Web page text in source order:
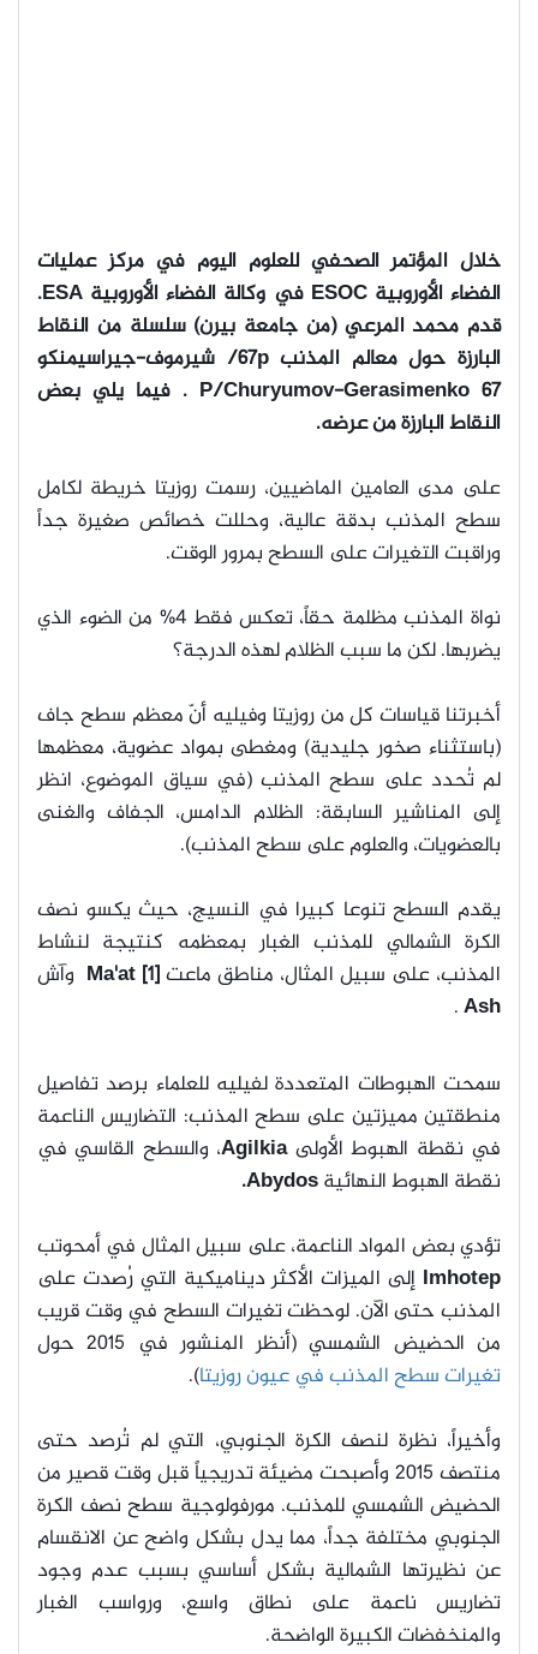
خلال المؤتمر الصحفي للعلوم اليوم في مركز عمليات
الفضاء الأوروبية ESOC في وكالة الفضاء الأوروبية ESA.
قدم محمد المرعي (من جامعة بيرن) سلسلة من النقاط
البارزة حول معالم المذنب 67p/ شيرموف-جيراسيمنكو
67
P/Churyumov-Gerasimenko . فيما يلي بعض
النقاط البارزة من عرضه.
على مدى العامين الماضيين، رسمت روزيتا خريطة لكامل
سطح المذنب بدقة عالية، وحللت خصائص صغيرة جداً
وراقبت التغيرات على السطح بمرور الوقت.
نواة المذنب مظلمة حقاً، تعكس فقط 4% من الضوء الذي
يضربها. لكن ما سبب الظلام لهذه الدرجة؟
أخبرتنا قياسات كل من روزيتا وفيليه أنّ معظم سطح جاف
(باستثناء صخور جليدية) ومغطى بمواد عضوية، معظمها
لم تُحدد على سطح المذنب (في سياق الموضوع، انظر
إلى المناشير السابقة: الظلام الدامس، الجفاف والغنى
بالعضويات، والعلوم على سطح المذنب).
يقدم السطح تنوعا كبيرا في النسيج، حيث يكسو نصف
الكرة الشمالي للمذنب الغبار بمعظمه كنتيجة لنشاط
المذنب، على سبيل المثال، مناطق ماعت[1]
Ma'at وآش
Ash
.
سمحت الهبوطات المتعددة لفيليه للعلماء برصد تفاصيل
منطقتين مميزتين على سطح المذنب: التضاريس الناعمة
في نقطة الهبوط الأولى Agilkia
، والسطح القاسي في
نقطة الهبوط النهائيةAbydos.
تؤدي بعض المواد الناعمة، على سبيل المثال في أمحوتب
Imhotep إلى الميزات الأكثر ديناميكية التي رُصدت على
المذنب حتى الآن. لوحظت تغيرات السطح في وقت قريب
من الحضيض الشمسي (أنظر المنشور في 2015 حول
تغيرات سطح المذنب في عيون روزيتا).
وأخيراً، نظرة لنصف الكرة الجنوبي، التي لم تُرصد حتى
منتصف 2015 وأصبحت مضيئة تدريجياً قبل وقت قصير من
الحضيض الشمسي للمذنب. مورفولوجية سطح نصف الكرة
الجنوبي مختلفة جداً، مما يدل بشكل واضح عن الانقسام
عن نظيرتها الشمالية بشكل أساسي بسبب عدم وجود
تضاريس ناعمة على نطاق واسع، ورواسب الغبار
والمنخفضات الكبيرة الواضحة.